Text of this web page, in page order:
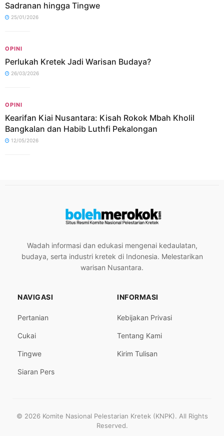
Sadranan hingga Tingwe
25/01/2026
OPINI
Perlukah Kretek Jadi Warisan Budaya?
26/03/2026
OPINI
Kearifan Kiai Nusantara: Kisah Rokok Mbah Kholil
Bangkalan dan Habib Luthfi Pekalongan
12/05/2026
Wadah informasi dan edukasi mengenai kedaulatan,
budaya, serta industri kretek di Indonesia. Melestarikan
warisan Nusantara.
NAVIGASI
Pertanian
Cukai
Tingwe
Siaran Pers
INFORMASI
Kebijakan Privasi
Tentang Kami
Kirim Tulisan
© 2026 Komite Nasional Pelestarian Kretek (KNPK). All Rights
Reserved.